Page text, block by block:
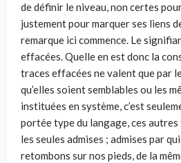
de définir le niveau, non certes
justement pour marquer ses liens
remarque ici commence. Le
effacées. Quelle en est donc la
traces effacées ne valent que par
qu’elles soient semblables ou les
instituées en système, c’est
portée type du langage, ces
les seules admises ; admises par
retombons sur nos pieds, de la